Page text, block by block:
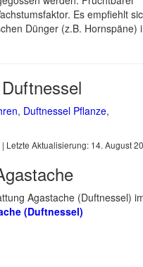
Es empfiehlt
Dünger (z.B. Hornspäne)
, Duftnessel Pflanze,
| Letzte Aktualisierung: 14. August
Agastache (Duftnessel)
(Duftnessel)